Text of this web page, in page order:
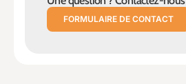
FORMULAIRE DE CONTACT